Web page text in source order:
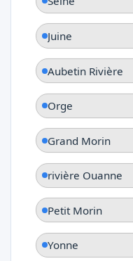
Juine
Aubetin Rivière
Orge
Grand Morin
rivière Ouanne
Petit Morin
Yonne